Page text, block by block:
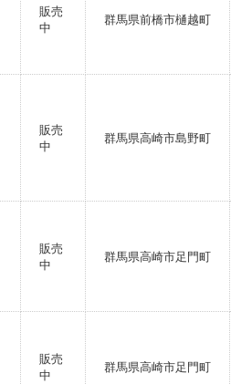
販売
中
群馬県前橋市樋越町
販売
中
群馬県高崎市島野町
販売
中
群馬県高崎市足門町
販売
中
群馬県高崎市足門町